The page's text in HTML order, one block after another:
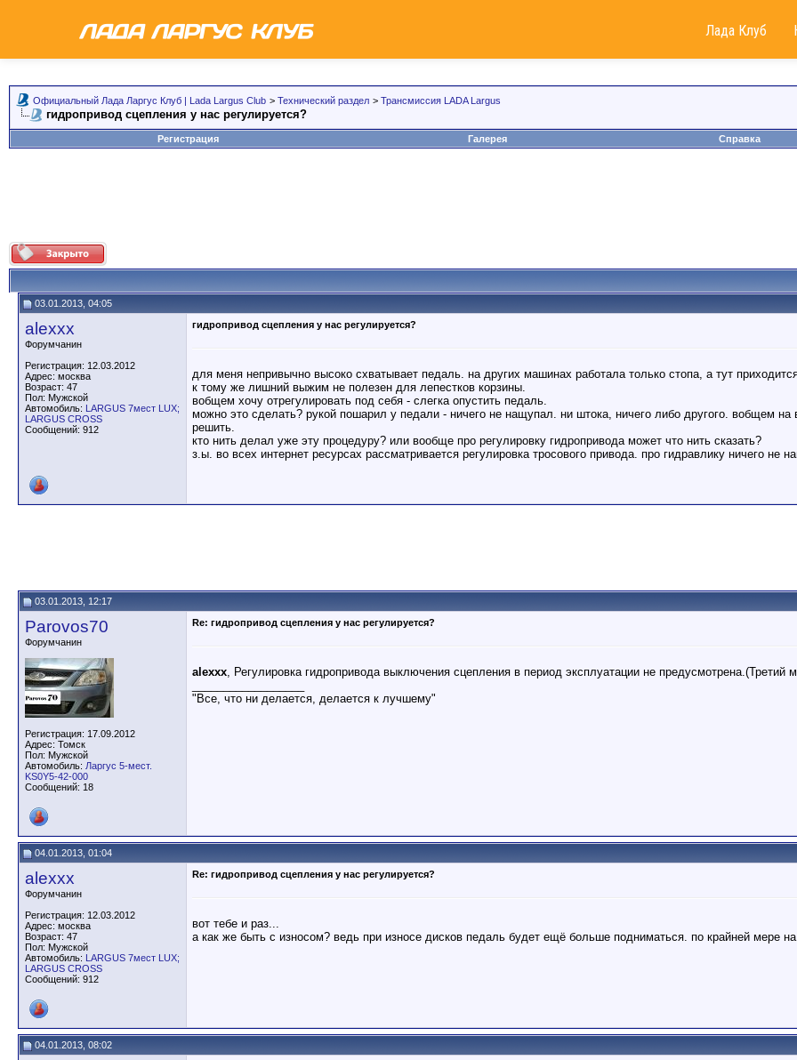
Лада Клуб
Официальный Лада Ларгус Клуб | Lada Largus Club > Технический раздел > Трансмиссия LADA Largus
гидропривод сцепления у нас регулируется?
Регистрация Галерея Справка
03.01.2013, 04:05
alexxx
Форумчанин
Регистрация: 12.03.2012
Адрес: москва
Возраст: 47
Пол: Мужской
Автомобиль: LARGUS 7мест LUX;
LARGUS CROSS
Сообщений: 912
гидропривод сцепления у нас регулируется?
для меня непривычно высоко схватывает педаль. на других машинах работала только стопа, а тут
к тому же лишний выжим не полезен для лепестков корзины.
вобщем хочу отрегулировать под себя - слегка опустить педаль.
можно это сделать? рукой пошарил у педали - ничего не нащупал. ни штока, ничего либо другого. вобщем на
решить.
кто нить делал уже эту процедуру? или вообще про регулировку гидропривода может что нить сказать?
з.ы. во всех интернет ресурсах рассматривается регулировка тросового привода. про гидравлику ничего не
03.01.2013, 12:17
Parovos70
Форумчанин
Регистрация: 17.09.2012
Адрес: Томск
Пол: Мужской
Автомобиль: Ларгус 5-мест.
KS0Y5-42-000
Сообщений: 18
Re: гидропривод сцепления у нас регулируется?
alexxx, Регулировка гидропривода выключения сцепления в период эксплуатации не
"Все, что ни делается, делается к лучшему"
04.01.2013, 01:04
alexxx
Форумчанин
Регистрация: 12.03.2012
Адрес: москва
Возраст: 47
Пол: Мужской
Автомобиль: LARGUS 7мест LUX;
LARGUS CROSS
Сообщений: 912
Re: гидропривод сцепления у нас регулируется?
вот тебе и раз...
а как же быть с износом? ведь при износе дисков педаль будет ещё больше подниматься. по крайней мере
04.01.2013, 08:02